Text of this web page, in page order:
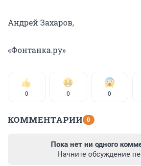
Андрей Захаров,
«Фонтанка.ру»
0 0 0
КОММЕНТАРИИ 0
Пока нет ни одного
Начните обсуждение